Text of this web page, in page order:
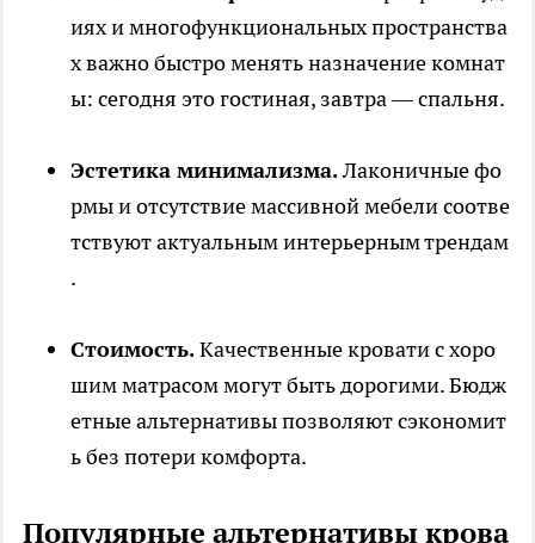
иях и многофункциональных пространства
х важно быстро менять назначение комнат
ы: сегодня это гостиная, завтра — спальня.
Эстетика минимализма.Лаконичные фо
рмы и отсутствие массивной мебели соотве
тствуют актуальным интерьерным трендам
.
Стоимость.Качественные кровати с хоро
шим матрасом могут быть дорогими. Бюдж
етные альтернативы позволяют сэкономит
ь без потери комфорта.
Популярные альтернативы крова